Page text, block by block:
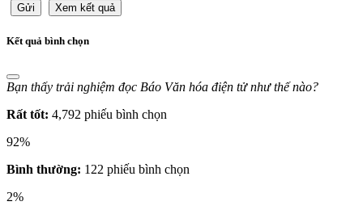
Gửi Xem kết quả
Kết quả bình chọn
Bạn thấy trải nghiệm đọc Báo Văn hóa điện tử như thế nào?
Rất tốt: 4,792 phiếu bình chọn
92%
Bình thường: 122 phiếu bình chọn
2%